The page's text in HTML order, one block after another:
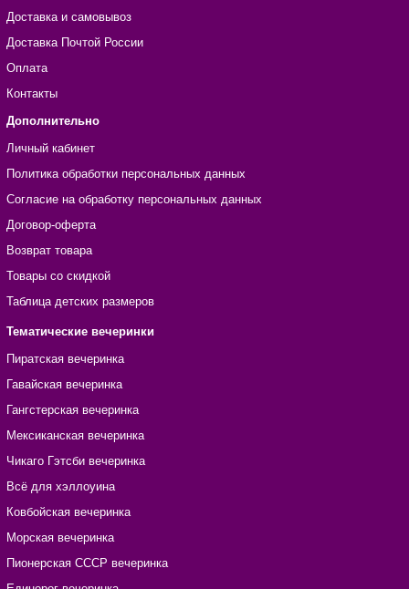
Доставка и самовывоз
Доставка Почтой России
Оплата
Контакты
Дополнительно
Личный кабинет
Политика обработки персональных данных
Согласие на обработку персональных данных
Договор-оферта
Возврат товара
Товары со скидкой
Таблица детских размеров
Тематические вечеринки
Пиратская вечеринка
Гавайская вечеринка
Гангстерская вечеринка
Мексиканская вечеринка
Чикаго Гэтсби вечеринка
Всё для хэллоуина
Ковбойская вечеринка
Морская вечеринка
Пионерская СССР вечеринка